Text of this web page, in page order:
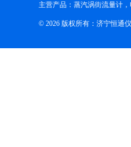
主营产品：蒸汽涡街流量计
© 2026 版权所有：济宁恒通